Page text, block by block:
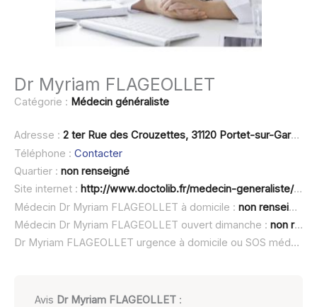
Dr Myriam FLAGEOLLET
Catégorie : Médecin généraliste
Adresse : 2 ter Rue des Crouzettes, 31120 Portet-sur-Garonne
Téléphone : Contacter
Quartier : non renseigné
Site internet : http://www.doctolib.fr/medecin-generaliste/portet-sur-garonne/myriam-flageollet
Médecin Dr Myriam FLAGEOLLET à domicile : non renseigné
Médecin Dr Myriam FLAGEOLLET ouvert dimanche : non renseigné
Dr Myriam FLAGEOLLET urgence à domicile ou SOS médecin :
Avis Dr Myriam FLAGEOLLET :